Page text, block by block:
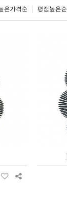
은가격순 평점높은순